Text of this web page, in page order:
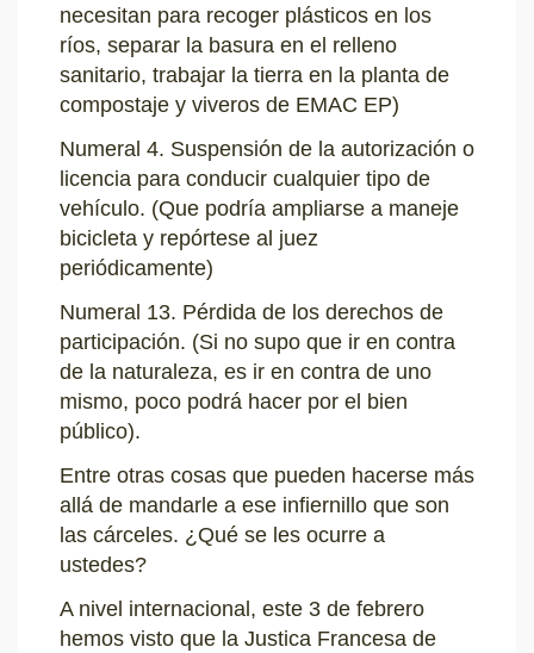
necesitan para recoger plásticos en los
ríos, separar la basura en el relleno
sanitario, trabajar la tierra en la planta de
compostaje y viveros de EMAC EP)
Numeral 4. Suspensión de la autorización o
licencia para conducir cualquier tipo de
vehículo. (Que podría ampliarse a maneje
bicicleta y repórtese al juez
periódicamente)
Numeral 13. Pérdida de los derechos de
participación. (Si no supo que ir en contra
de la naturaleza, es ir en contra de uno
mismo, poco podrá hacer por el bien
público).
Entre otras cosas que pueden hacerse más
allá de mandarle a ese infiernillo que son
las cárceles. ¿Qué se les ocurre a
ustedes?
A nivel internacional, este 3 de febrero
hemos visto que la Justica Francesa de